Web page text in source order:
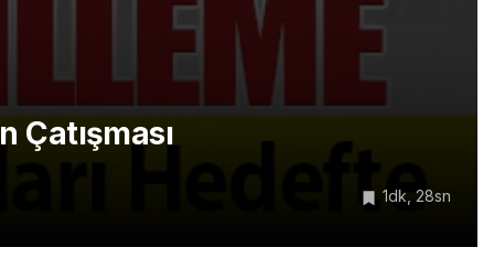
Çatışması
1dk, 28sn